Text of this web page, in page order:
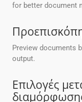
for better document
Preview documents
output.
Επιλογές